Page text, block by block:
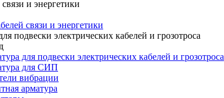
и энергетики
связи и энергетики
подвески электрических кабелей и грозотроса
для подвески электрических кабелей и грозотроса
для СИП
вибрации
арматура